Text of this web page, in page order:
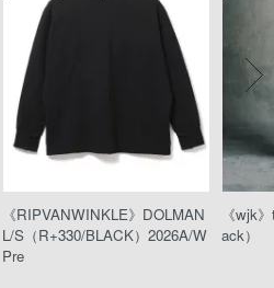
《RIPVANWINKLE》DOLMAN
L/S（R+330/BLACK）2026A/W
Pre
《wjk
ack）